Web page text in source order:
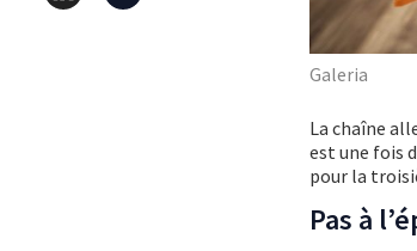
Galeria
La chaîne
est une fois
pour la
Pas à